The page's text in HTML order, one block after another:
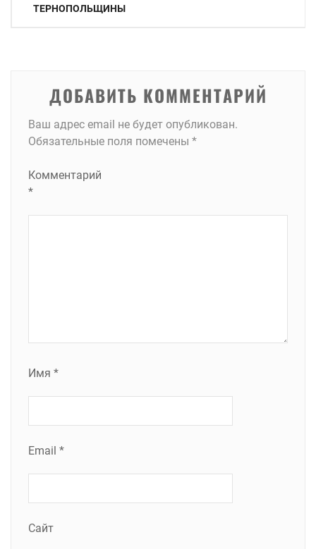
ТЕРНОПОЛЬЩИНЫ
ДОБАВИТЬ КОММЕНТАРИЙ
Ваш адрес email не будет опубликован.
Обязательные поля помечены *
Комментарий
*
Имя *
Email *
Сайт